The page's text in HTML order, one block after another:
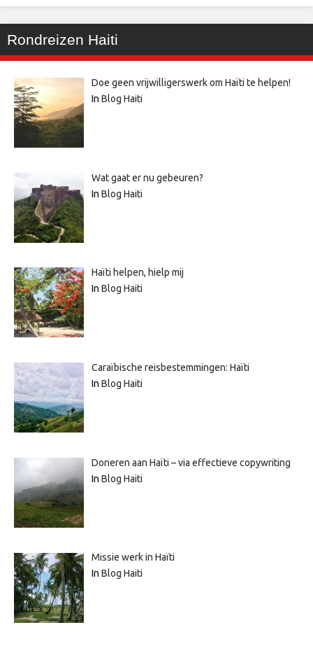
Rondreizen Haiti
Doe geen vrijwilligerswerk om Haïti te helpen!
In Blog Haiti
Wat gaat er nu gebeuren?
In Blog Haiti
Haïti helpen, hielp mij
In Blog Haiti
Caraïbische reisbestemmingen: Haïti
In Blog Haiti
Doneren aan Haïti – via effectieve copywriting
In Blog Haiti
Missie werk in Haïti
In Blog Haiti